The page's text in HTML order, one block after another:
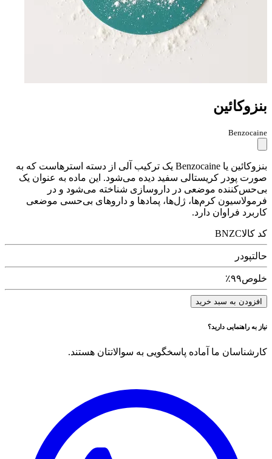
بنزوکائین
Benzocaine
بنزوکائین یا Benzocaine یک ترکیب آلی از دسته استرهاست که به
صورت پودر کریستالی سفید دیده می‌شود. این ماده به عنوان یک
بی‌حس‌کننده موضعی در داروسازی شناخته می‌شود و در
فرمولاسیون کرم‌ها، ژل‌ها، پمادها و داروهای بی‌حسی موضعی
کاربرد فراوان دارد.
کد کالاBNZC
حالتپودر
خلوص۹۹٪
افزودن به سبد خرید
نیاز به راهنمایی دارید؟
کارشناسان ما آماده پاسخگویی به سوالاتتان هستند.